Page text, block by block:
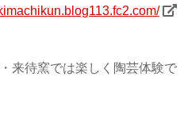
来待窯では楽しく陶芸体験で